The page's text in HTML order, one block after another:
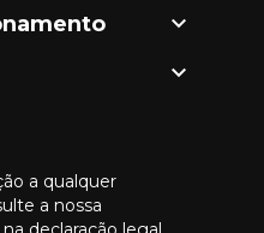


a qualquer
a nossa